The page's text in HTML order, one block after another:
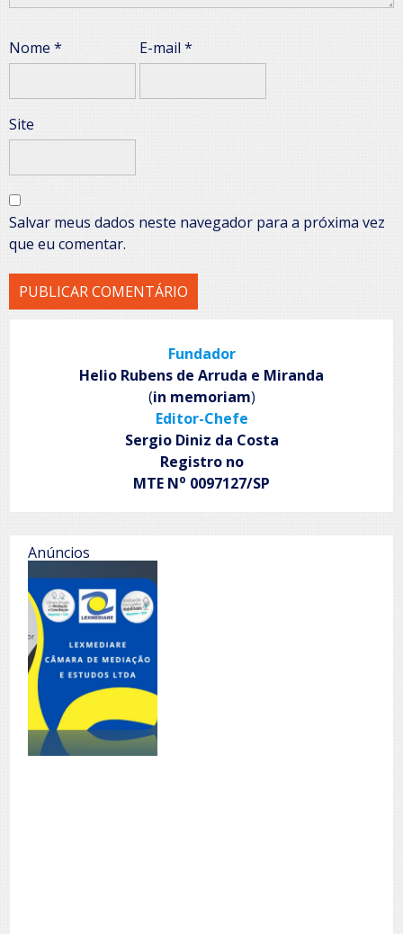
Nome * E-mail *
Site
Salvar meus dados neste navegador para a próxima vez
que eu comentar.
Fundador
Helio Rubens de Arruda e Miranda
(in memoriam)
Editor-Chefe
Sergio Diniz da Costa
Registro no
MTE No 0097127/SP
Anúncios